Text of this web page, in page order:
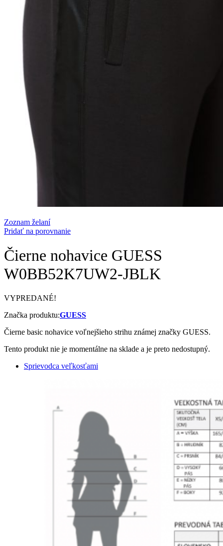
Zoznam želaní
Pridať na porovnanie
Čierne nohavice GUESS
W0BB52K7UW2-JBLK
VYPREDANÉ!
Značka produktu:GUESS
Čierne basic nohavice voľnejšieho strihu známej značky GUESS.
Tento produkt nie je momentálne na sklade a je preto nedostupný.
Sprievodca veľkosťami